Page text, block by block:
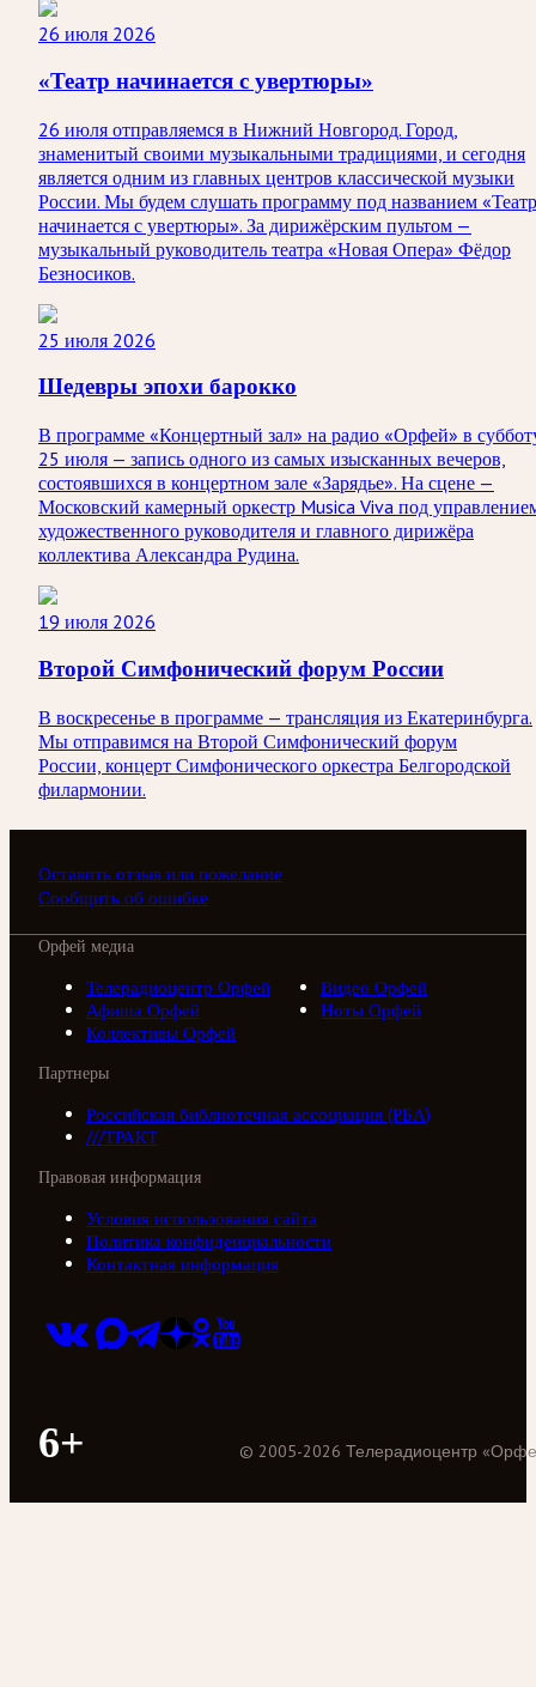
26 июля 2026
«Театр начинается с увертюры»
26 июля отправляемся в Нижний Новгород. Город,
знаменитый своими музыкальными традициями, и сегодня
является одним из главных центров классической музыки
России. Мы будем слушать программу под названием «Театр
начинается с увертюры». За дирижёрским пультом —
музыкальный руководитель театра «Новая Опера» Фёдор
Безносиков.
25 июля 2026
Шедевры эпохи барокко
В программе «Концертный зал» на радио «Орфей» в
25 июля — запись одного из самых изысканных вечеров,
состоявшихся в концертном зале «Зарядье». На сцене —
Московский камерный оркестр Musica Viva под
художественного руководителя и главного дирижёра
коллектива Александра Рудина.
19 июля 2026
Второй Симфонический форум России
В воскресенье в программе — трансляция из Екатеринбурга.
Мы отправимся на Второй Симфонический форум
России, концерт Симфонического оркестра Белгородской
филармонии.
Оставить отзыв или пожелание
Сообщить об ошибке
Орфей медиа
Телерадиоцентр Орфей
Видео Орфей
Афиша Орфей
Ноты Орфей
Коллективы Орфей
Партнеры
Российская библиотечная ассоциация (РБА)
///ТРАКТ
Правовая информация
Условия использования сайта
Политика конфиденциальности
Контактная информация
6+ © 2005-2026 Телерадиоцентр